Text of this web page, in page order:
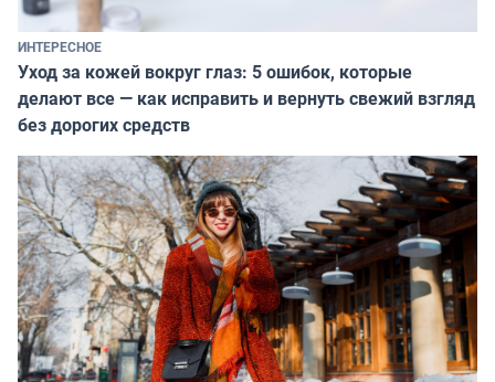
ИНТЕРЕСНОЕ
Уход за кожей вокруг глаз: 5 ошибок, которые
делают все — как исправить и вернуть свежий взгляд
без дорогих средств